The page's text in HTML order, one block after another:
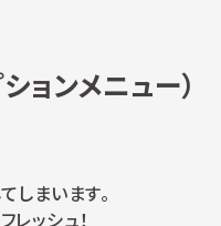
ョンメニュー）
しまいます。
レッシュ！